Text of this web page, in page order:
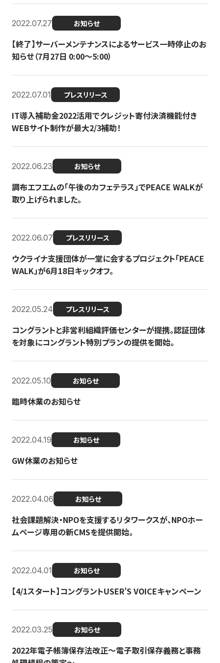
2022.07.27 お知らせ
【終了】サーバーメンテナンスによるサービス一時停止のお
知らせ（7月27日 0:00〜5:00）
2022.07.01 プレスリリース
IT導入補助金2022活用でクレジット寄付決済機能付き
WEBサイト制作が最大2/3補助！
2022.06.23 お知らせ
調布エフエムの「午後のカフェテラス」でPEACE WALKが
取り上げられました。
2022.06.07 プレスリリース
ウクライナ支援団体が一堂に会するプロジェクト「PEACE
WALK」が6月18日キックオフ。
2022.05.24 プレスリリース
コングラントと非営利組織評価センターが提携。認証団体
を対象にコングラント特別プランの提供を開始。
2022.05.10 お知らせ
臨時休業のお知らせ
2022.04.19 お知らせ
GW休業のお知らせ
2022.04.06 お知らせ
社会課題解決・NPOを支援するリタワークスが、NPOホー
ムページ専用の新CMSを提供開始。
2022.04.01 お知らせ
【4/1スタート】コングラントUSER’S VOICEキャンペーン
2022.03.25 お知らせ
2022年電子帳簿保存法改正～電子取引保存義務と事務